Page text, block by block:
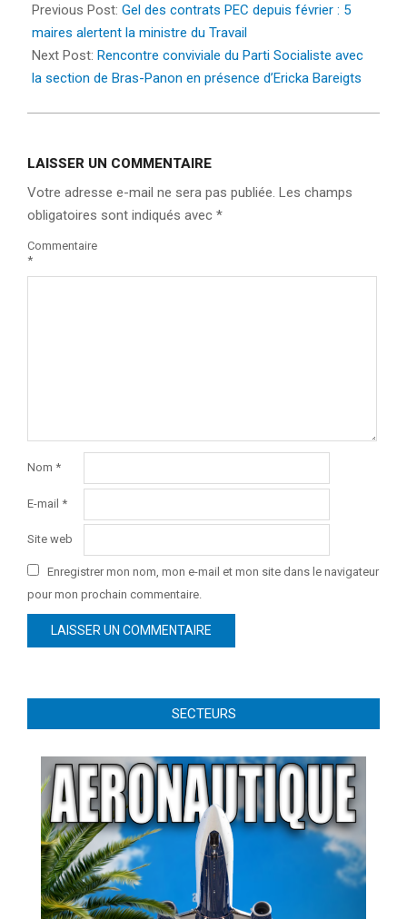
03-
15
Previous Post: Gel des contrats PEC depuis février : 5
maires alertent la ministre du Travail
Next Post: Rencontre conviviale du Parti Socialiste avec
la section de Bras-Panon en présence d’Ericka Bareigts
LAISSER UN COMMENTAIRE
Votre adresse e-mail ne sera pas publiée. Les champs
obligatoires sont indiqués avec *
Commentaire
*
Nom *
E-mail *
Site web
Enregistrer mon nom, mon e-mail et mon site dans le navigateur
pour mon prochain commentaire.
SECTEURS